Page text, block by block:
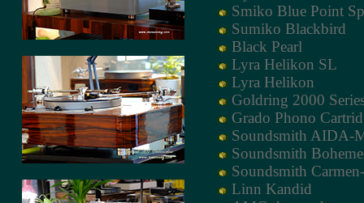
Smiko Blue Point
Sumiko Blackbird
Black Pearl
Lyra Helikon SL
Lyra Helikon
Goldring 2000
Grado Phono
Soundsmith AIDA-
Soundsmith
Soundsmith
Linn Kandid